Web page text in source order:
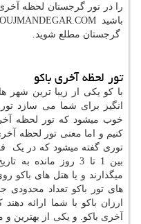
را در تور گرجستان لحظه آخری
گرجستان مطلع شوید.
تور لحظه آخری باکو
با کو یکی از زیبا ترین شهر
انگیز برای شما می سازد
خوب میشود که تور لحظه
کنیم و اما معنی تور لحظه
توری گفته میشود که در یک
بین 1 تا 3 روز
میگذارند و یا هتل های باکو
های تور باکو تعداد محدودی
ارزان باکو با شما ارائه
آخری باکو. و یکی از بهترین